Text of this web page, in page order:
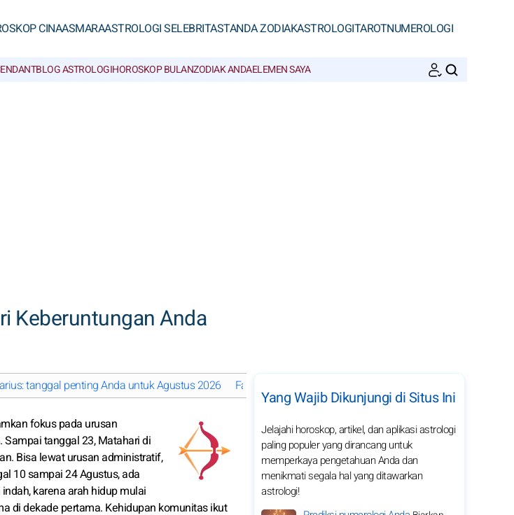
CINAASMARAASTROLOGI SELEBRITASTANDA ZODIAKASTROLOGITAROTNUMEROLOGI
BLOG ASTROLOGIHOROSKOP BULANZODIAK ANDAELEMEN SAYA
Keberuntungan Anda
tanggal penting Anda untuk Agustus 2026 Fase Bulan di Agustus 2026
fokus pada urusan
tanggal 23, Matahari di
Bisa lewat urusan administratif,
10 sampai 24 Agustus, ada
karena arah hidup mulai
di dekade pertama. Kehidupan komunitas ikut
Yang Wajib Dikunjungi di Situs Ini
Jelajahi horoskop, artikel, dan aplikasi astrologi
paling populer yang dirancang untuk
memperkaya pengetahuan Anda dan
menikmati segala hal yang ditawarkan
astrologi!